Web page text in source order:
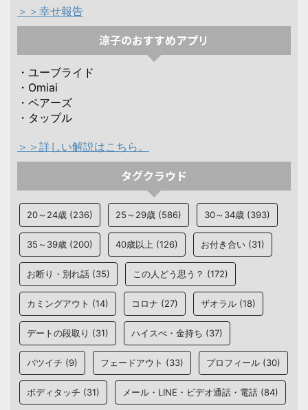
＞＞幸せ報告
涼子のおすすめアプリ
・ユーブライド
・Omiai
・ペアーズ
・タップル
＞＞詳しい解説はこちら。
タグクラウド
20～24歳 (236) 25～29歳 (586) 30～34歳 (393)
35～39歳 (200) 40歳以上 (126) お付き合い (31)
お断り・別れ話 (35) この人どう思う？ (172)
カミングアウト (14) コロナ (27) ザオラル (18)
デートの段取り (31) ハイスぺ・金持ち (37)
バツイチ (9) フェードアウト (33) プロフィール (30)
ボディタッチ (31) メール・LINE・ビデオ通話・電話 (84)